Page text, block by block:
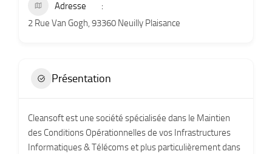
Adresse
2 Rue Van Gogh, 93360 Neuilly Plaisance
Présentation
Cleansoft est une société spécialisée dans le Maintien
des Conditions Opérationnelles de vos Infrastructures
Informatiques & Télécoms et plus particulièrement dans